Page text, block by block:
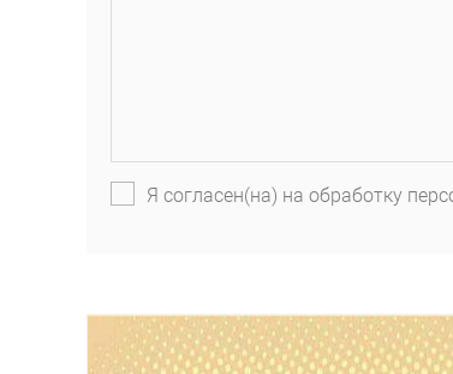
Я согласен(на) на обработку